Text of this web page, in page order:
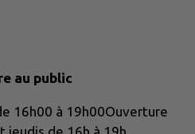
au public
16h00 à 19h00Ouverture